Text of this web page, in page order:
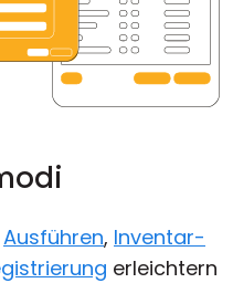
Ausführen, Inventar-
erleichtern